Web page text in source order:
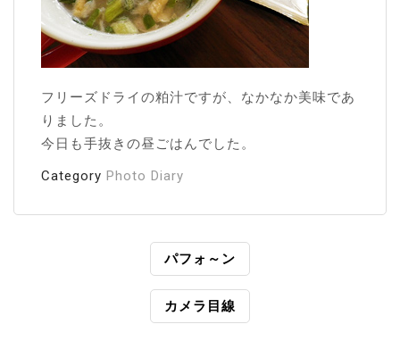
フリーズドライの粕汁ですが、なかなか美味であ
りました。
今日も手抜きの昼ごはんでした。
Category Photo Diary
パフォ～ン
カメラ目線